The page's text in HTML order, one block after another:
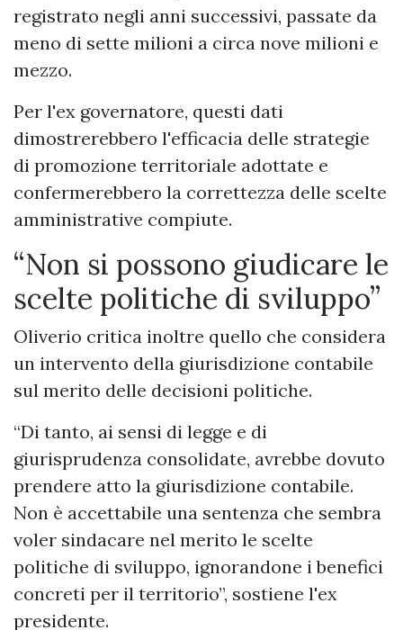
registrato negli anni successivi, passate da
meno di sette milioni a circa nove milioni e
mezzo.
Per l'ex governatore, questi dati
dimostrerebbero l'efficacia delle strategie
di promozione territoriale adottate e
confermerebbero la correttezza delle scelte
amministrative compiute.
“Non si possono giudicare le
scelte politiche di sviluppo”
Oliverio critica inoltre quello che considera
un intervento della giurisdizione contabile
sul merito delle decisioni politiche.
“Di tanto, ai sensi di legge e di
giurisprudenza consolidate, avrebbe dovuto
prendere atto la giurisdizione contabile.
Non è accettabile una sentenza che sembra
voler sindacare nel merito le scelte
politiche di sviluppo, ignorandone i benefici
concreti per il territorio”, sostiene l'ex
presidente.